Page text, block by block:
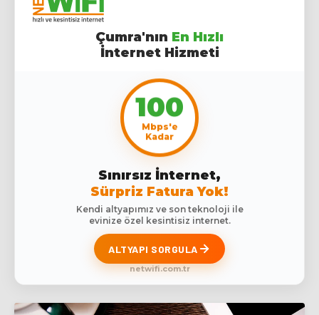
Çumra'nın En Hızlı
İnternet Hizmeti
100
Mbps'e
Kadar
Sınırsız İnternet,
Sürpriz Fatura Yok!
Kendi altyapımız ve son teknoloji ile
evinize özel kesintisiz internet.
ALTYAPI SORGULA
netwifi.com.tr